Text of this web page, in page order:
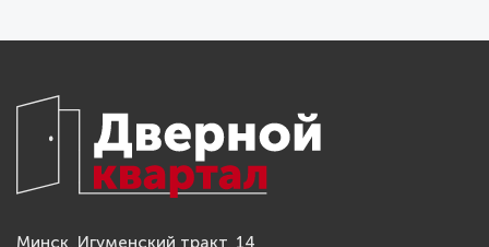
Минск, Игуменский тракт, 14